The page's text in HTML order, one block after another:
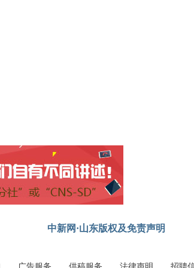
中新网·山东版权及免责声明